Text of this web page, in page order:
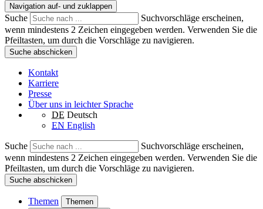
Navigation auf- und zuklappen
Suche
Suchvorschläge erscheinen,
wenn mindestens 2 Zeichen eingegeben werden. Verwenden Sie die
Pfeiltasten, um durch die Vorschläge zu navigieren.
Suche abschicken
Kontakt
Karriere
Presse
Über uns in leichter Sprache
DE Deutsch
EN English
Suche
Suchvorschläge erscheinen,
wenn mindestens 2 Zeichen eingegeben werden. Verwenden Sie die
Pfeiltasten, um durch die Vorschläge zu navigieren.
Suche abschicken
Themen
Themen